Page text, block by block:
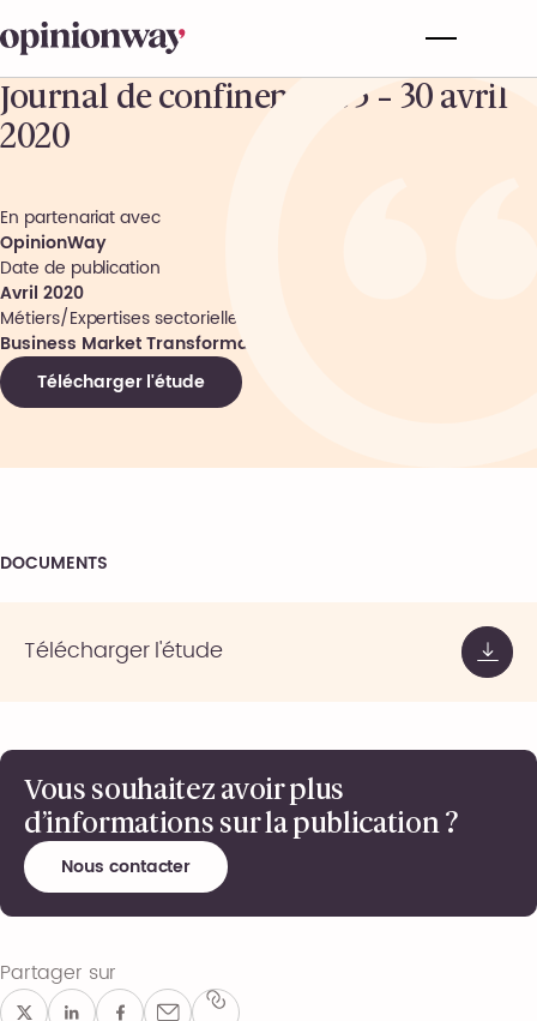
Journal de confinement 5 – 30 avril
2020
En partenariat avec
OpinionWay
Date de publication
Avril 2020
Métiers/Expertises sectorielles
Business Market Transformation
Télécharger l'étude
DOCUMENTS
Télécharger l'étude
Vous souhaitez avoir plus
d’informations sur la publication ?
Nous contacter
Partager sur